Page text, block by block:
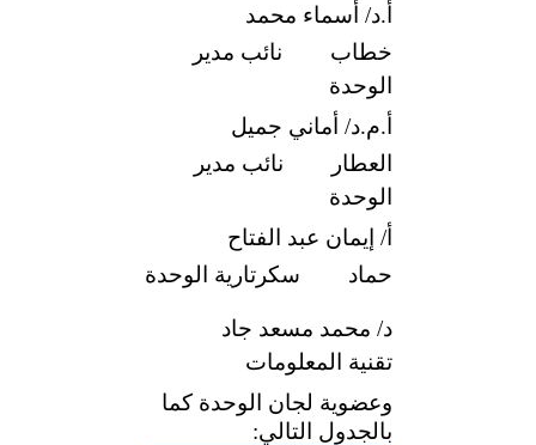
أ.د/ أسماء محمد
خطاب
نائب مدير
الوحدة
أ.م.د/ أماني جميل
العطار
نائب مدير
الوحدة
أ/ إيمان عبد الفتاح
حماد
سكرتارية الوحدة
د/ محمد مسعد جاد
تقنية المعلومات
وعضوية لجان الوحدة كما
بالجدول التالي: